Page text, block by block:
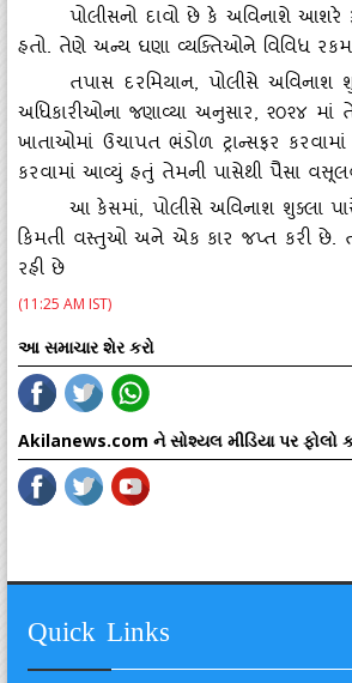
પોલીસનો દાવો છે કે અવિનાશે આશરે
હતો. તેણે અન્‍ય ઘણા વ્‍યક્‍તિઓને વિવિધ
તપાસ દરમિયાન, પોલીસે
અધિકારીઓના જણાવ્‍યા અનુસાર, ૨૦૨૪
ખાતાઓમાં ઉચાપત ભંડોળ ટ્રાન્‍સફર
કરવામાં આવ્‍યું હતું તેમની પાસેથી પૈસા
આ કેસમાં, પોલીસે અવિનાશ શુક્‍લા
કિમતી વસ્‍તુઓ અને એક કાર જપ્ત કરી છે.
રહી છે
(11:25 AM IST)
આ સમાચાર શેર કરો
Akilanews.com ને સોશ્યલ મીડિયા પર ફોલો
Quick Links